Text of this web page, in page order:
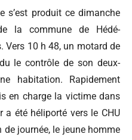
s’est produit ce dimanche
la commune de Hédé-
Vers 10 h 48, un motard de
le contrôle de son deux-
habitation. Rapidement
en charge la victime dans
été héliporté vers le CHU
de journée, le jeune homme